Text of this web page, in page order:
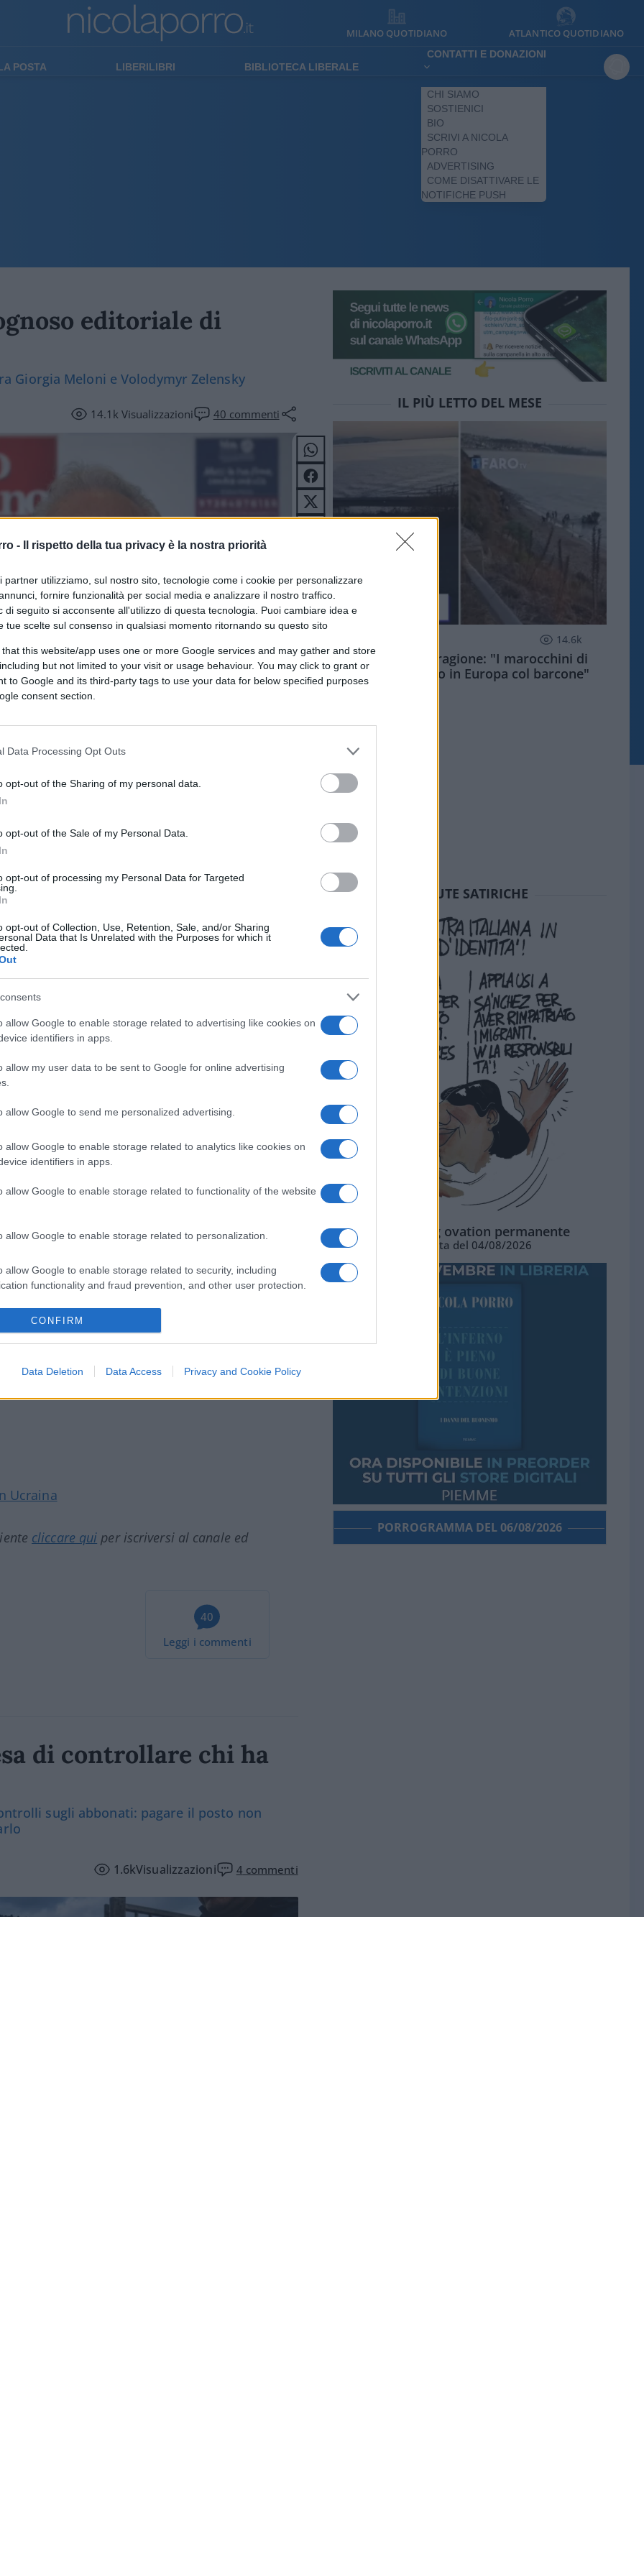
- Il rispetto della tua privacy è la nostra priorità
partner utilizziamo, sul nostro sito, tecnologie come i cookie per personalizzare
fornire funzionalità per social media e analizzare il nostro traffico.
di seguito si acconsente all'utilizzo di questa tecnologia. Puoi cambiare idea e
tue scelte sul consenso in qualsiasi momento ritornando su questo sito
that this website/app uses one or more Google services and may gather and store
but not limited to your visit or usage behaviour. You may click to grant or
to Google and its third-party tags to use your data for below specified purposes
consent section.
Data Processing Opt Outs
opt-out of the Sharing of my personal data.
opt-out of the Sale of my Personal Data.
opt-out of processing my Personal Data for Targeted
opt-out of Collection, Use, Retention, Sale, and/or Sharing
Data that Is Unrelated with the Purposes for which it
allow Google to enable storage related to advertising like cookies on
identifiers in apps.
allow my user data to be sent to Google for online advertising
allow Google to send me personalized advertising.
allow Google to enable storage related to analytics like cookies on
identifiers in apps.
allow Google to enable storage related to functionality of the website
allow Google to enable storage related to personalization.
allow Google to enable storage related to security, including
functionality and fraud prevention, and other user protection.
CONFIRM
Data Deletion Data Access Privacy and Cookie Policy
MILANO QUOTIDIANO ATLANTICO QUOTIDIANO
POSTA LIBERILIBRI BIBLIOTECA LIBERALE
CONTATTI E DONAZIONI
CHI SIAMO
SOSTIENICI
BIO
SCRIVI A NICOLA
PORRO
ADVERTISING
COME DISATTIVARE LE
NOTIFICHE PUSH
editoriale di
Giorgia Meloni e Volodymyr Zelensky
14.1kVisualizzazioni 40 commenti
0:00
disinformazione sullaguerra di
con l’ufficio stampa e propaganda del
della visita diZelenskyin Italia, è,
all’Ucraina; rappresentare
prima dell’intervento russo;
di denaro e armi; dipingere l’UE come
suggerire che l’interesse nazionale
linea su Kiev e Mosca. Frase clou,
del fallimento (sintesi travagliesca
dargli importanza. Errore. La voce del
politica di buona parte dei media
destra a sinistra. E soprattutto
detto o quasi-detto del M5S, il terzo
il cui leader aspira a essere il
È questo che si prospetta in
Ucraina
cliccare qui per iscriversi al canale ed
40
Leggi i commenti
di controllare chi ha
sugli abbonati: pagare il posto non
1.6kVisualizzazioni 4 commenti
IL PIÙ LETTO DEL MESE
14.6k
Meloni aveva ragione: "I marocchini di
Ceuta sbarcano in Europa col barcone"
SEDUTE SATIRICHE
La standing ovation permanente
Vignetta del 04/08/2026
PORROGRAMMA DEL 06/08/2026